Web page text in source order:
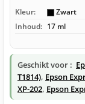
Kleur: Zwart
Inhoud: 17 ml
Geschikt voor :
T1814), Epson
XP-202, Epson